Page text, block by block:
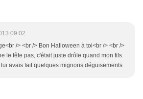
09:02
/> <br /> Bon Halloween à toi<br /> <br />
le fête pas, c'était juste drôle quand mon fils
avais fait quelques mignons déguisements